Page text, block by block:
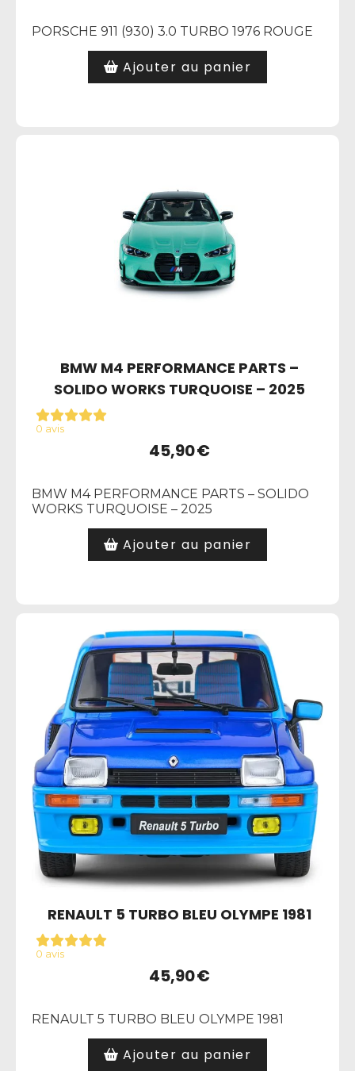
PORSCHE 911 (930) 3.0 TURBO 1976 ROUGE
Ajouter au panier
BMW M4 PERFORMANCE PARTS –
SOLIDO WORKS TURQUOISE – 2025
0 avis
45,90€
BMW M4 PERFORMANCE PARTS – SOLIDO
WORKS TURQUOISE – 2025
Ajouter au panier
RENAULT 5 TURBO BLEU OLYMPE 1981
0 avis
45,90€
RENAULT 5 TURBO BLEU OLYMPE 1981
Ajouter au panier